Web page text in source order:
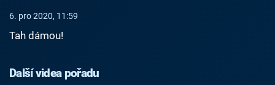
6. pro 2020, 11:59
Tah dámou!
Další videa pořadu